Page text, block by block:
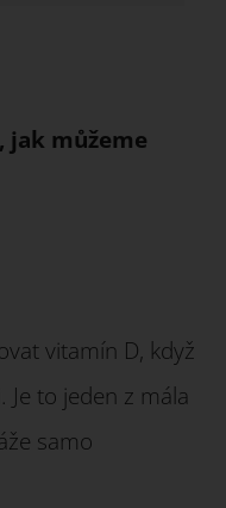
jak můžeme
vitamín D, když
Je to jeden z mála
samo